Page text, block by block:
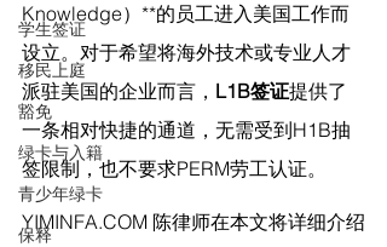
学生签证
移民上庭
豁免
绿卡与入籍
青少年绿卡
保释
Knowledge）**的员工进入美国工作而
设立。对于希望将海外技术或专业人才
派驻美国的企业而言， L1B签证提供了
一条相对快捷的通道，无需受到H1B抽
签限制，也不要求PERM劳工认证。
YIMINFA.COM 陈律师在本文将详细介绍